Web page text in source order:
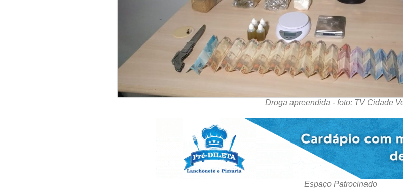
Droga apreendida - foto: TV Cidade
Espaço Patrocinado